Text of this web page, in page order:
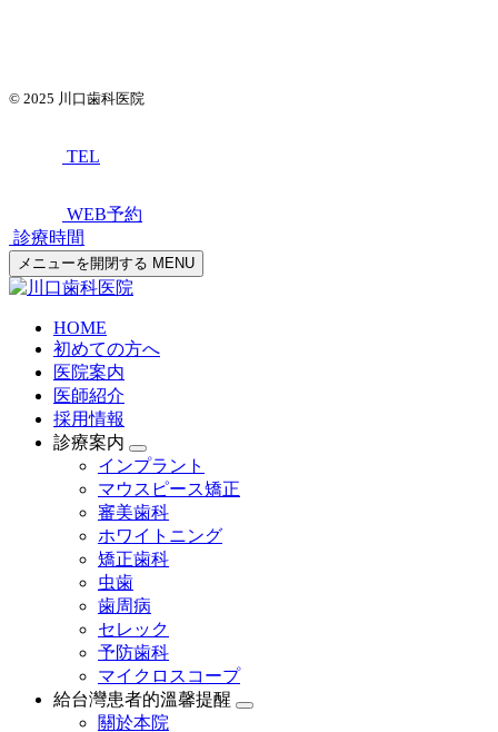
© 2025 川口歯科医院
TEL
WEB予約
診療時間
メニューを開閉する MENU
HOME
初めての方へ
医院案内
医師紹介
採用情報
診療案内
インプラント
マウスピース矯正
審美歯科
ホワイトニング
矯正歯科
虫歯
歯周病
セレック
予防歯科
マイクロスコープ
給台灣患者的溫馨提醒
關於本院